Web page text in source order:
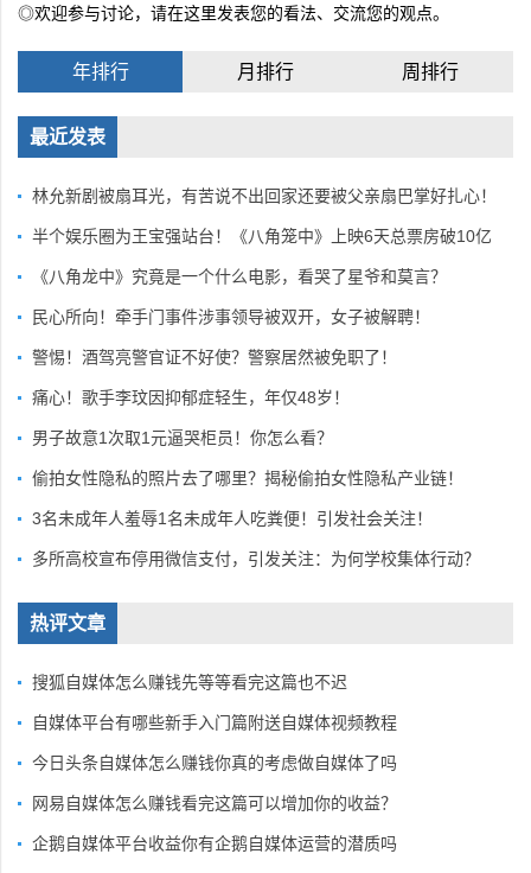
◎欢迎参与讨论，请在这里发表您的看法、交流您的观点。
年排行 月排行 周排行
最近发表
林允新剧被扇耳光，有苦说不出回家还要被父亲扇巴掌好扎心！
半个娱乐圈为王宝强站台！《八角笼中》上映6天总票房破10亿
《八角龙中》究竟是一个什么电影，看哭了星爷和莫言？
民心所向！牵手门事件涉事领导被双开，女子被解聘！
警惕！酒驾亮警官证不好使？警察居然被免职了！
痛心！歌手李玟因抑郁症轻生，年仅48岁！
男子故意1次取1元逼哭柜员！你怎么看？
偷拍女性隐私的照片去了哪里？揭秘偷拍女性隐私产业链！
3名未成年人羞辱1名未成年人吃粪便！引发社会关注！
多所高校宣布停用微信支付，引发关注：为何学校集体行动？
热评文章
搜狐自媒体怎么赚钱先等等看完这篇也不迟
自媒体平台有哪些新手入门篇附送自媒体视频教程
今日头条自媒体怎么赚钱你真的考虑做自媒体了吗
网易自媒体怎么赚钱看完这篇可以增加你的收益？
企鹅自媒体平台收益你有企鹅自媒体运营的潜质吗